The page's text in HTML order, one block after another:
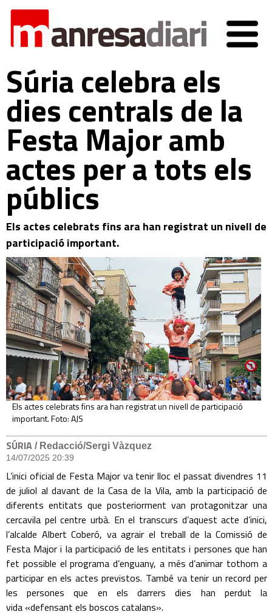
Súria celebra els
dies centrals de la
Festa Major amb
actes per a tots els
públics
Els actes celebrats fins ara han registrat un nivell de
participació important.
Els actes celebrats fins ara han registrat un nivell de participació
important. Foto: AJS
SÚRIA / Redacció/Sergi Vàzquez
14/07/2025 20:39
L’inici oficial de Festa Major va tenir lloc el passat divendres 11
de juliol al davant de la Casa de la Vila, amb la participació de
diferents entitats que posteriorment van protagonitzar una
cercavila pel centre urbà. En el transcurs d’aquest acte d’inici,
l’alcalde Albert Coberó, va agrair el treball de la Comissió de
Festa Major i la participació de les entitats i persones que han
fet possible el programa d’enguany, a més d’animar tothom a
participar en els actes previstos. També va tenir un record per
les persones que en els darrers dies han perdut la
vida «defensant els boscos catalans».